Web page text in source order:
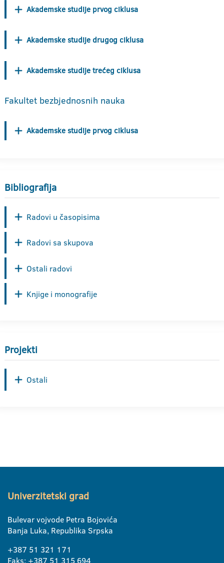
Akademske studije prvog ciklusa
Akademske studije drugog ciklusa
Akademske studije trećeg ciklusa
Fakultet bezbjednosnih nauka
Akademske studije prvog ciklusa
Bibliografija
Radovi u časopisima
Radovi sa skupova
Ostali radovi
Knjige i monografije
Projekti
Ostali
Univerzitetski grad
Bulevar vojvode Petra Bojovića
Banja Luka, Republika Srpska
+387 51 321 171
Faks: +387 51 315 694